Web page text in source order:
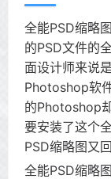
全能PSD缩略
的PSD文件的
面设计师来说
Photoshop软
的Photoshop
要安装了这个
PSD缩略图又回
全能PSD缩略